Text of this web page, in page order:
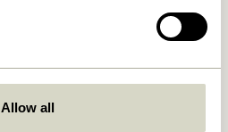
Allow all669,00